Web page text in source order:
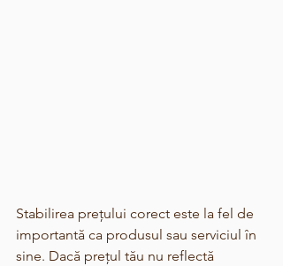
Stabilirea prețului corect este la fel de
importantă ca produsul sau serviciul în
sine. Dacă prețul tău nu reflectă